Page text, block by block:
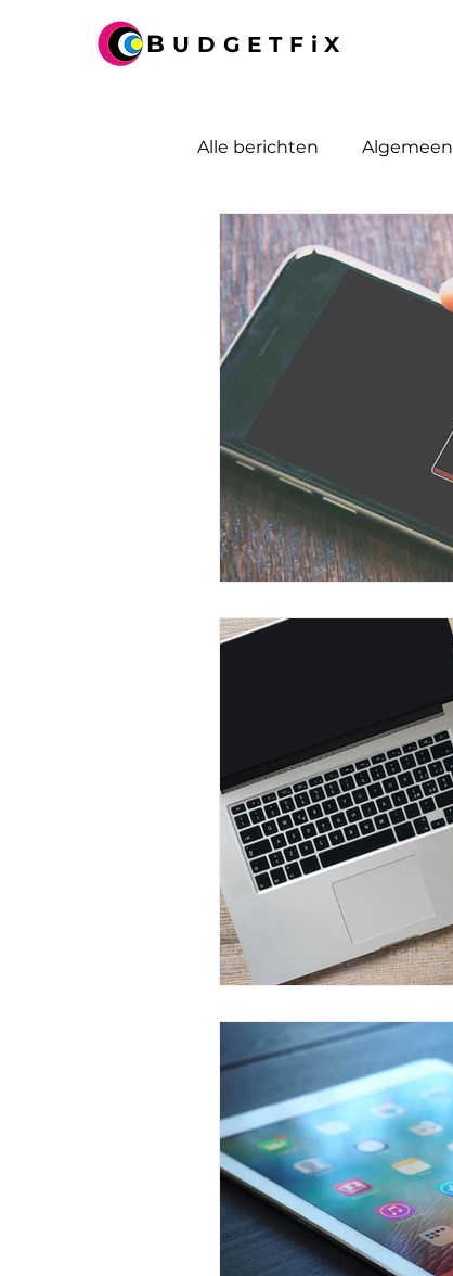
B UDGETFiX
Alle berichten Algemeen
Game console